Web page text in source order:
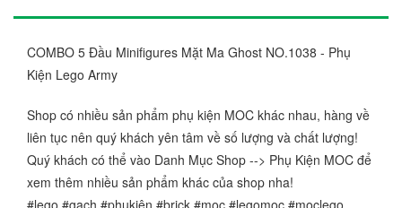
COMBO 5 Đầu Minifigures Mặt Ma Ghost NO.1038 - Phụ
Kiện Lego Army
Shop có nhiều sản phẩm phụ kiện MOC khác nhau, hàng về
liên tục nên quý khách yên tâm về số lượng và chất lượng!
Quý khách có thể vào Danh Mục Shop --> Phụ Kiện MOC để
xem thêm nhiều sản phẩm khác của shop nha!
#lego #gạch #phụkiện #brick #moc #legomoc #moclego